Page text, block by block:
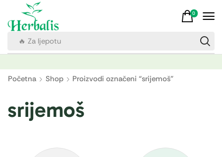
🔥 Za ljepotu
0
Početna Shop Proizvodi označeni “srijemoš”
srijemoš